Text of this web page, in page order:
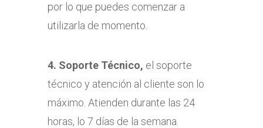
por lo que puedes comenzar a
utilizarla de momento.
4. Soporte Técnico, el soporte
técnico y atención al cliente son lo
máximo. Atienden durante las 24
horas, lo 7 días de la semana.